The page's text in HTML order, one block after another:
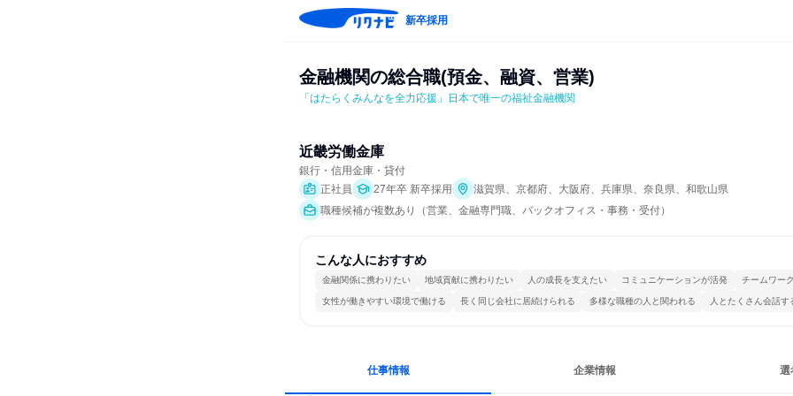
新卒採用
金融機関の総合職(預金、融資、営業)
「はたらくみんなを全力応援」日本で唯一の福祉金融機関
近畿労働金庫
銀行・信用金庫・貸付
正社員
27年卒 新卒採用
滋賀県、京都府、大阪府、兵庫県、奈良県、和歌山県
職種候補が複数あり（営業、金融専門職、バックオフィス・事務・受付）
こんな人におすすめ
金融関係に携わりたい 地域貢献に携わりたい 人の成長を支えたい コミュニケーションが活発 チームワー
女性が働きやすい環境で働ける 長く同じ会社に居続けられる 多様な職種の人と関われる 人とたくさん会話す
仕事情報 企業情報 選